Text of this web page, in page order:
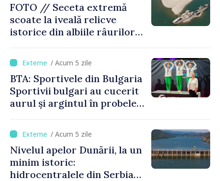
FOTO // Seceta extremă
scoate la iveală relicve
istorice din albiile râurilor
/ Acum 5 zile
BTA: Sportivele din Bulgaria
Sportivii bulgari au cucerit
aurul și argintul în probele
de gimnastică aerobică de la
Oradea
/ Acum 5 zile
Nivelul apelor Dunării, la un
minim istoric:
hidrocentralele din Serbia